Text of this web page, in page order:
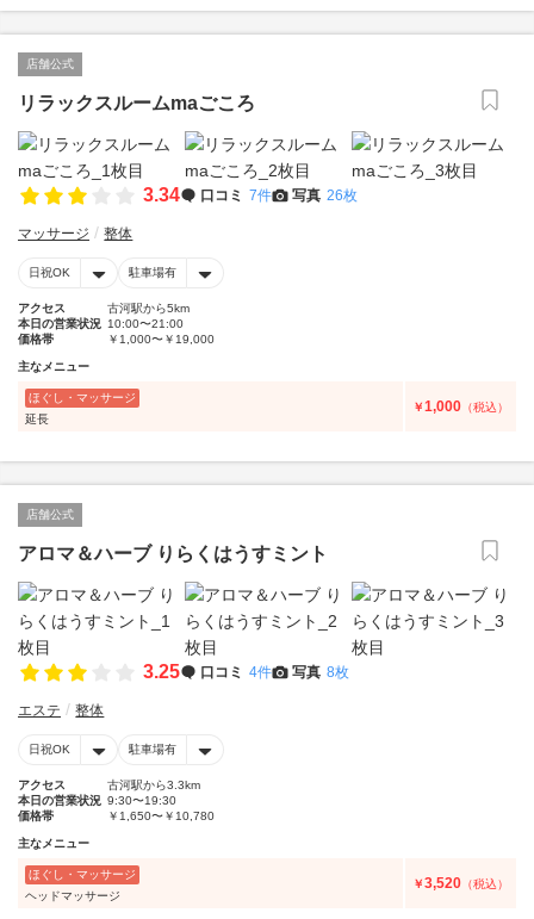
店舗公式
リラックスルームmaごころ
3.34 口コミ 7件 写真 26枚
マッサージ 整体
日祝OK 駐車場有
アクセス
古河駅から5km
本日の営業状況 10:00〜21:00
価格帯
￥1,000〜￥19,000
主なメニュー
ほぐし・マッサージ
延長
￥1,000 （税込）
店舗公式
アロマ＆ハーブ りらくはうすミント
3.25 口コミ 4件 写真 8枚
エステ 整体
日祝OK 駐車場有
アクセス
古河駅から3.3km
本日の営業状況 9:30〜19:30
価格帯
￥1,650〜￥10,780
主なメニュー
ほぐし・マッサージ
ヘッドマッサージ
￥3,520 （税込）